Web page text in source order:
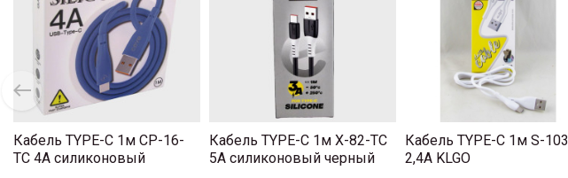
Кабель TYPE-C 1м CP-16-
TC 4A силиконовый
Кабель TYPE-C 1м X-82-TC
5A силиконовый черный
Кабель TYPE-C 1м S-103
2,4A KLGO